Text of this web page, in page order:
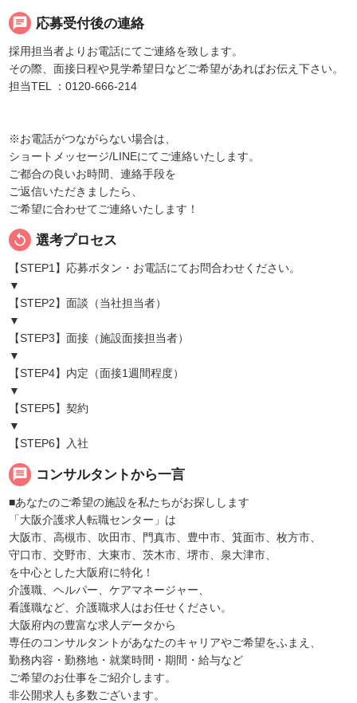
chat 応募受付後の連絡
採用担当者よりお電話にてご連絡を致します。
その際、面接日程や見学希望日などご希望があればお伝え下さい。
担当TEL ：0120-666-214
※お電話がつながらない場合は、
ショートメッセージ/LINEにてご連絡いたします。
ご都合の良いお時間、連絡手段を
ご返信いただきましたら、
ご希望に合わせてご連絡いたします！
replay 選考プロセス
【STEP1】応募ボタン・お電話にてお問合わせください。
▼
【STEP2】面談（当社担当者）
▼
【STEP3】面接（施設面接担当者）
▼
【STEP4】内定（面接1週間程度）
▼
【STEP5】契約
▼
【STEP6】入社
message コンサルタントから一言
■あなたのご希望の施設を私たちがお探しします
「大阪介護求人転職センター」は
大阪市、高槻市、吹田市、門真市、豊中市、箕面市、枚方市、
守口市、交野市、大東市、茨木市、堺市、泉大津市、
を中心とした大阪府に特化！
介護職、ヘルパー、ケアマネージャー、
看護職など、介護職求人はお任せください。
大阪府内の豊富な求人データから
専任のコンサルタントがあなたのキャリアやご希望をふまえ、
勤務内容・勤務地・就業時間・期間・給与など
ご希望のお仕事をご紹介します。
非公開求人も多数ございます。